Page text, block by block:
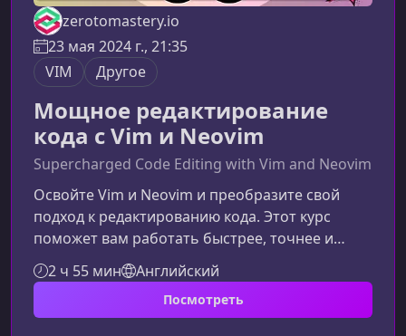
zerotomastery.io
23 мая 2024 г., 21:35
VIM
Другое
Мощное редактирование
кода с Vim и Neovim
Supercharged Code Editing with Vim and Neovim
Освойте Vim и Neovim и преобразите свой
подход к редактированию кода. Этот курс
поможет вам работать быстрее, точнее и
эффективнее, раскрывая мощные
инструменты, которыми пользуются опытные
разработчики по всему миру.Что вы узнаете в
2 ч 55 мин Английский
Посмотреть